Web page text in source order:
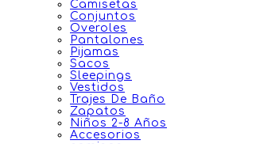
Camisetas
Conjuntos
Overoles
Pantalones
Pijamas
Sacos
Sleepings
Vestidos
Trajes De Baño
Zapatos
Niños 2-8 Años
Accesorios